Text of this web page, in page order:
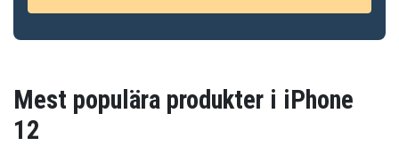
Mest populära produkter i iPhone
12